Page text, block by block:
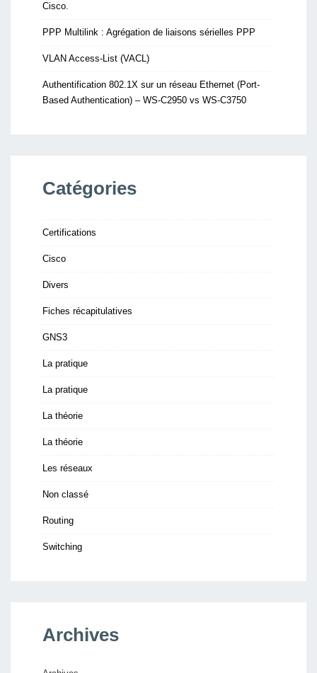
Cisco.
PPP Multilink : Agrégation de liaisons sérielles PPP
VLAN Access-List (VACL)
Authentification 802.1X sur un réseau Ethernet (Port-
Based Authentication) – WS-C2950 vs WS-C3750
Catégories
Certifications
Cisco
Divers
Fiches récapitulatives
GNS3
La pratique
La pratique
La théorie
La théorie
Les réseaux
Non classé
Routing
Switching
Archives